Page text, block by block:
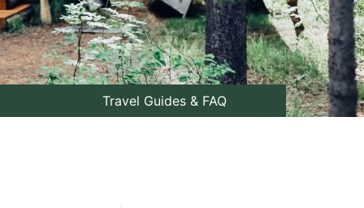
Travel Guides & FAQ